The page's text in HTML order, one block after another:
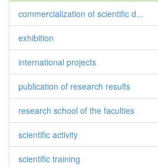
commercialization of scientific d...
exhibition
international projects
publication of research results
research school of the faculties
scientific activity
scientific training